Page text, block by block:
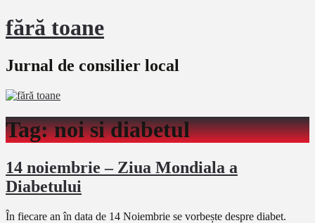
fără toane
Jurnal de consilier local
Tag:noi si diabetul
14 noiembrie – Ziua Mondiala a
Diabetului
În fiecare an în data de 14 Noiembrie se vorbește despre diabet.